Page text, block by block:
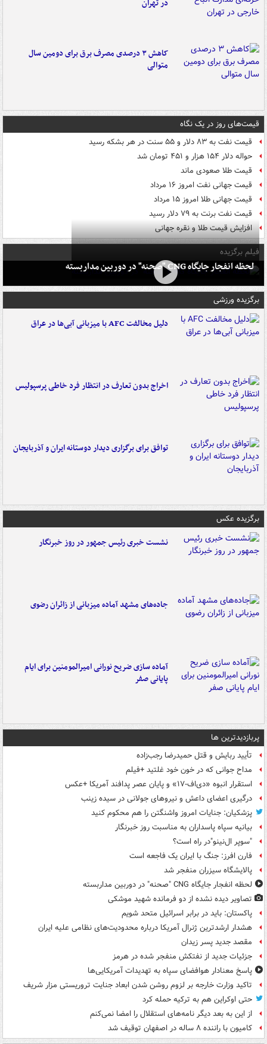
در تهران
کاهش ۳ درصدی مصرف برق برای دومین سال
متوالی
قیمت‌های روز در یک نگاه
قیمت نفت به ۸۳ دلار و ۵۵ سنت در هر بشکه رسید
حواله دلار ۱۵۴ هزار و ۴۵۱ تومان شد
قیمت طلا صعودی ماند
قیمت جهانی نفت امروز ۱۶ مرداد
قیمت جهانی طلا امروز ۱۵ مرداد
قیمت نفت برنت به ۷۹ دلار رسید
افزایش قیمت طلا و نقره جهانی
فیلم برگزیده
لحظه انفجار جایگاه CNG "صحنه" در دوربین مداربسته
برگزیده ورزشی
دلیل مخالفت AFC با میزبانی آبی‌ها در عراق
اخراج بدون تعارف در انتظار فرد خاطی پرسپولیس
توافق برای برگزاری دیدار دوستانه ایران و آذربایجان
برگزیده عکس
نشست خبری رئیس جمهور در روز خبرنگار
جاده‌های مشهد آماده میزبانی از زائران رضوی
آماده سازی ضریح نورانی امیرالمومنین برای ایام
پایانی صفر
پربازدیدترین ها
تأیید ربایش و قتل حمیدرضا رجب‌زاده
مداح جوانی که در خون خود غلتید +فیلم
استقرار انبوه «دی‌اف‑۱۷» و پایان عصر پدافند آمریکا +عکس
درگیری اعضای داعش و نیروهای جولانی در سیده زینب
پزشکیان: جنایات امروز واشنگتن را هم محکوم کنید
بیانیه سپاه پاسداران به مناسبت روز خبرنگار
"سوپر ال‌نینو"در راه است؟
فارن افرز: جنگ با ایران یک فاجعه است
پالایشگاه سیزران منفجر شد
لحظه انفجار جایگاه CNG "صحنه" در دوربین مداربسته
تصاویر دیده‌ نشده از دو فرمانده شهید موشکی
پاکستان: باید در برابر اسرائیل متحد شویم
هشدار ارشدترین ژنرال آمریکا درباره محدودیت‌های نظامی علیه ایران
مقصد جدید پسر زیدان
جزئیات جدید از نفتکش منفجر شده در هرمز
پاسخ معنادار هوافضای سپاه به تهدیدات آمریکایی‌ها
تاکید وزارت خارجه بر لزوم روشن شدن ابعاد جنایت تروریستی مزار شریف
حتی اوکراین هم به ترکیه حمله کرد
از این به بعد دیگر نامه‌های استقلال را امضا نمی‌کنم
کامیون با راننده ۸ ساله در اصفهان توقیف شد